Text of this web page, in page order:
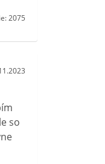
2075
so